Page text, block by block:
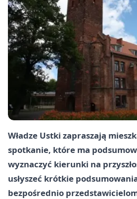
Władze Ustki zapraszają
spotkanie, które ma
wyznaczyć kierunki na
usłyszeć krótkie
bezpośrednio